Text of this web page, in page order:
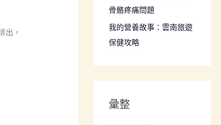
出，
骨骼疼痛問題
我的營養故事：雲南旅遊
保健攻略
彙整